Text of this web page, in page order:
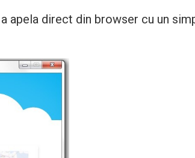
apela direct din browser cu un